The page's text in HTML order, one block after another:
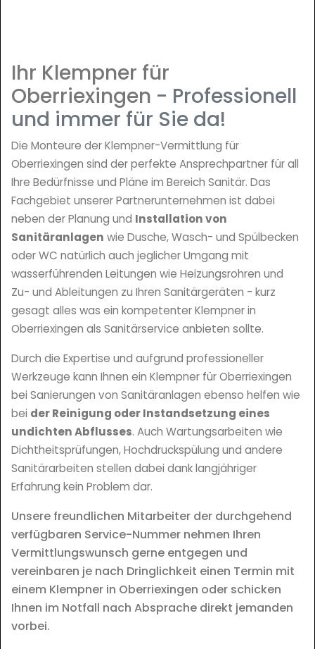
Ihr Klempner für
Oberriexingen - Professionell
und immer für Sie da!
Die Monteure der Klempner-Vermittlung für
Oberriexingen sind der perfekte Ansprechpartner für all
Ihre Bedürfnisse und Pläne im Bereich Sanitär. Das
Fachgebiet unserer Partnerunternehmen ist dabei
neben der Planung und Installation von
Sanitäranlagen wie Dusche, Wasch- und Spülbecken
oder WC natürlich auch jeglicher Umgang mit
wasserführenden Leitungen wie Heizungsrohren und
Zu- und Ableitungen zu Ihren Sanitärgeräten - kurz
gesagt alles was ein kompetenter Klempner in
Oberriexingen als Sanitärservice anbieten sollte.
Durch die Expertise und aufgrund professioneller
Werkzeuge kann Ihnen ein Klempner für Oberriexingen
bei Sanierungen von Sanitäranlagen ebenso helfen wie
bei der Reinigung oder Instandsetzung eines
undichten Abflusses. Auch Wartungsarbeiten wie
Dichtheitsprüfungen, Hochdruckspülung und andere
Sanitärarbeiten stellen dabei dank langjähriger
Erfahrung kein Problem dar.
Unsere freundlichen Mitarbeiter der durchgehend
verfügbaren Service-Nummer nehmen Ihren
Vermittlungswunsch gerne entgegen und
vereinbaren je nach Dringlichkeit einen Termin mit
einem Klempner in Oberriexingen oder schicken
Ihnen im Notfall nach Absprache direkt jemanden
vorbei.